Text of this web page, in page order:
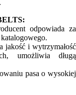
odpowiada za
jakość i wytrzymałość
umożliwia długą
pasa o wysokiej